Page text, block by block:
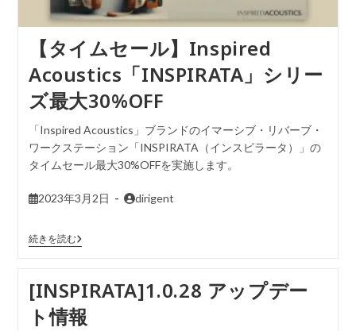
【タイムセール】Inspired
Acoustics「INSPIRATA」シリー
ズ最大30%OFF
「Inspired Acoustics」ブランドのイマーシブ・リバーブ・
ワークステーション「INSPIRATA（インスピラータ）」の
タイムセール最大30%OFFを実施します。
2023年3月2日 dirigent
続きを読む
[INSPIRATA]1.0.28 アップデー
ト情報